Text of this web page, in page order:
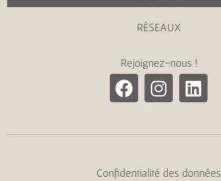
RÉSEAUX
Rejoignez-nous !
Confidentialité des données